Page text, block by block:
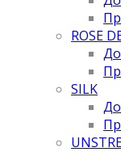
ROSE
SILK